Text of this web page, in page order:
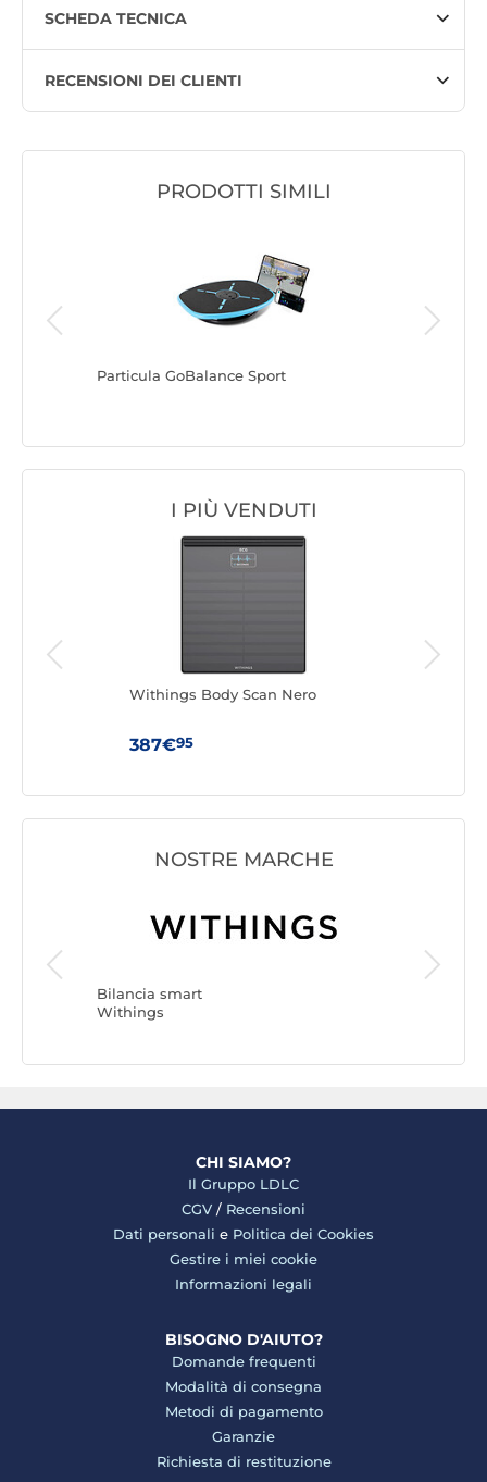
SCHEDA TECNICA
RECENSIONI DEI CLIENTI
PRODOTTI SIMILI
Particula GoBalance Sport
I PIÙ VENDUTI
Withings Body Scan Nero
387€95
NOSTRE MARCHE
Bilancia smart
Withings
Bilancia
Particula
CHI SIAMO?
Il Gruppo LDLC
CGV / Recensioni
Dati personali e Politica dei Cookies
Gestire i miei cookie
Informazioni legali
BISOGNO D'AIUTO?
Domande frequenti
Modalità di consegna
Metodi di pagamento
Garanzie
Richiesta di restituzione